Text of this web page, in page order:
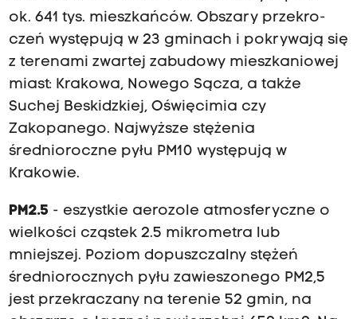
ok. 641 tys. mieszkańców. Obszary przekro­
czeń występują w 23 gminach i pokrywają się
z terenami zwartej zabudowy mieszkaniowej
miast: Krakowa, Nowego Sącza, a także
Suchej Beskidzkiej, Oświęcimia czy
Zakopanego. Najwyż­sze stężenia
średnioroczne pyłu PM10 występują w
Krakowie.
PM2.5 - eszystkie aerozole atmosferyczne o
wielkości cząstek 2.5 mikrometra lub
mniejszej. Poziom dopuszczalny stężeń
średniorocznych pyłu zawieszonego PM2,5
jest przekraczany na terenie 52 gmin, na